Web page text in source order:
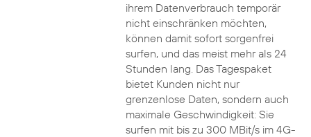
ihrem Datenverbrauch temporär
nicht einschränken möchten,
können damit sofort sorgenfrei
surfen, und das meist mehr als 24
Stunden lang. Das Tagespaket
bietet Kunden nicht nur
grenzenlose Daten, sondern auch
maximale Geschwindigkeit: Sie
surfen mit bis zu 300 MBit/s im 4G-